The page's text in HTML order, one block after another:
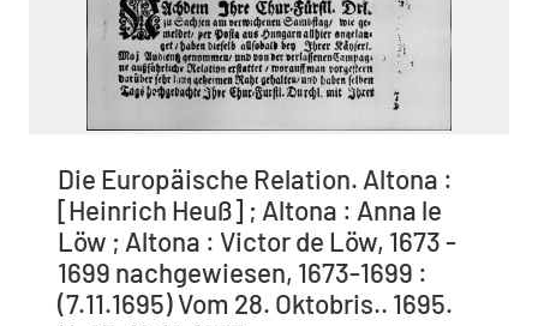
Die Europäische Relation. Altona :
[Heinrich Heuß] ; Altona : Anna le
Löw ; Altona : Victor de Löw, 1673 -
1699 nachgewiesen, 1673-1699 :
(7.11.1695) Vom 28. Oktobris.. 1695.